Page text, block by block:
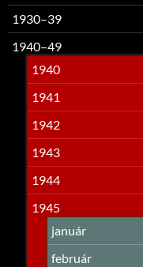
1930–39
1940–49
1940
1941
1942
1943
1944
1945
január
február